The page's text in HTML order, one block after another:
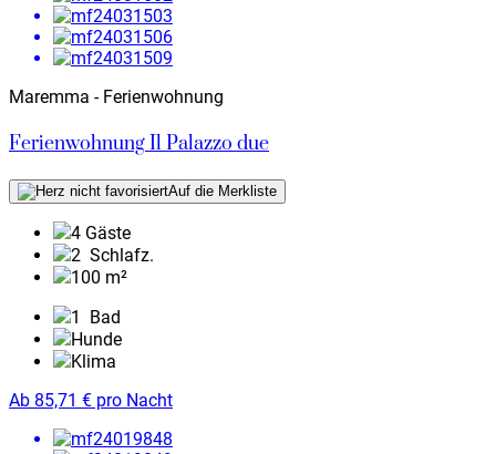
Maremma - Ferienwohnung
Ferienwohnung Il Palazzo due
Auf die Merkliste
4 Gäste
2 Schlafz.
100 m²
1
Bad
Hunde
Klima
Ab 85,71 € pro Nacht